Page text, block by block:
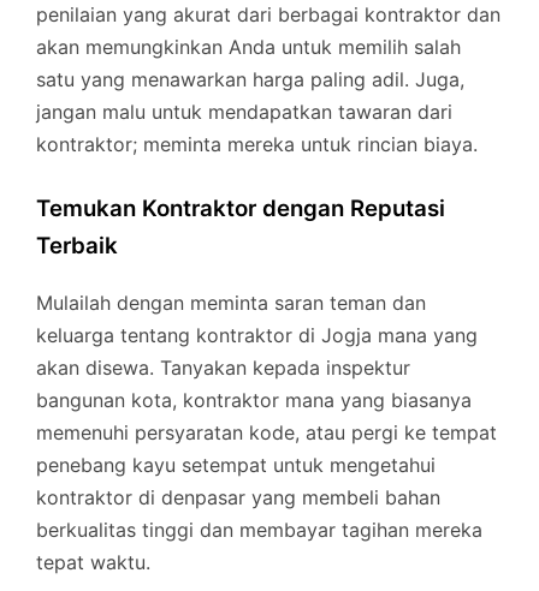
penilaian yang akurat dari berbagai kontraktor dan
akan memungkinkan Anda untuk memilih salah
satu yang menawarkan harga paling adil. Juga,
jangan malu untuk mendapatkan tawaran dari
kontraktor; meminta mereka untuk rincian biaya.
Temukan Kontraktor dengan Reputasi
Terbaik
Mulailah dengan meminta saran teman dan
keluarga tentang kontraktor di Jogja mana yang
akan disewa. Tanyakan kepada inspektur
bangunan kota, kontraktor mana yang biasanya
memenuhi persyaratan kode, atau pergi ke tempat
penebang kayu setempat untuk mengetahui
kontraktor di denpasar yang membeli bahan
berkualitas tinggi dan membayar tagihan mereka
tepat waktu.